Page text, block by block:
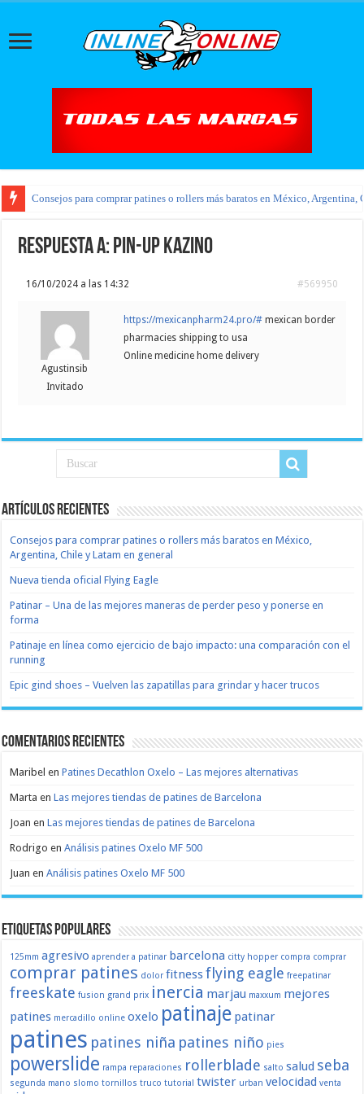
Consejos para comprar patines o rollers más baratos en México, Argentina,
Respuesta a: pin-up kazino
16/10/2024 a las 14:32 #569950
Agustinsib
Invitado
https://mexicanpharm24.pro/# mexican border
pharmacies shipping to usa
Online medicine home delivery
Artículos recientes
Consejos para comprar patines o rollers más baratos en México,
Argentina, Chile y Latam en general
Nueva tienda oficial Flying Eagle
Patinar – Una de las mejores maneras de perder peso y ponerse en
forma
Patinaje en línea como ejercicio de bajo impacto: una comparación con el
running
Epic gind shoes – Vuelven las zapatillas para grindar y hacer trucos
Comentarios recientes
Maribel enPatines Decathlon Oxelo – Las mejores alternativas
Marta enLas mejores tiendas de patines de Barcelona
Joan enLas mejores tiendas de patines de Barcelona
Rodrigo enAnálisis patines Oxelo MF 500
Juan enAnálisis patines Oxelo MF 500
Etiquetas populares
125mm agresivo aprender a patinar barcelona citty hopper compra comprar
comprar patines dolor fitnessflying eagle freepatinar
freeskate fusion grand prix inercia marjau maxxum mejores
patines mercadillo online oxelo patinaje patinar
patines patines niña patines niño pies
powerslide rampa reparaciones rollerblade salto salud seba
segunda mano slomo tornillos truco tutorial twister urban velocidad venta